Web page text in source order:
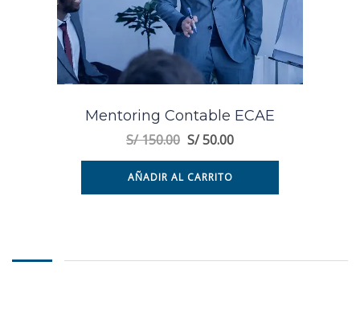
Mentoring Contable ECAE
S/150.00 S/50.00
AÑADIR AL CARRITO